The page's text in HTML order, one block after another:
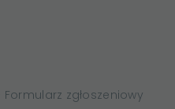
Formularz zgłoszeniowy